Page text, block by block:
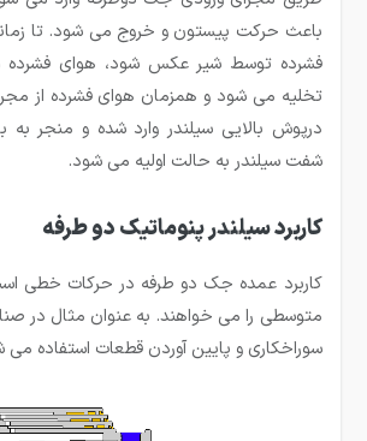
باعث حرکت پیستون و خروج می شود. تا
فشرده توسط شیر عکس شود، هوای فشرده
تخلیه می شود و همزمان هوای فشرده از
درپوش بالایی سیلندر وارد شده و منجر
شفت سیلندر به حالت اولیه می شود.
کاربرد سیلندر پنوماتیک دو طرفه
کاربرد عمده جک دو طرفه در حرکات خطی
متوسطی را می خواهند. به عنوان مثال در
سوراخکاری و پایین آوردن قطعات استفاده می